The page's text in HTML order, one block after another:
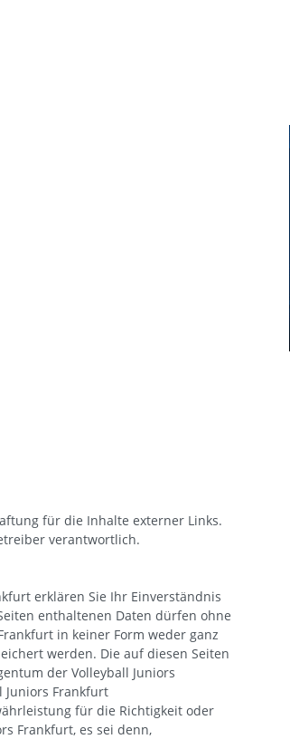
für die Inhalte externer Links.
verantwortlich.
erklären Sie Ihr Einverständnis
enthaltenen Daten dürfen ohne
in keiner Form weder ganz
werden. Die auf diesen Seiten
der Volleyball Juniors
Juniors Frankfurt
für die Richtigkeit oder
Frankfurt, es sei denn,